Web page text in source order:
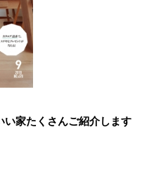
い家たくさんご紹介します